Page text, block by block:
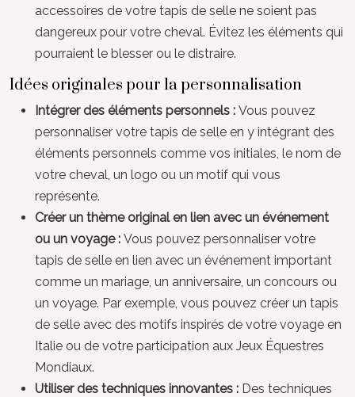
accessoires de votre tapis de selle ne soient pas
dangereux pour votre cheval. Évitez les éléments qui
pourraient le blesser ou le distraire.
Idées originales pour la personnalisation
Intégrer des éléments personnels : Vous pouvez
personnaliser votre tapis de selle en y intégrant des
éléments personnels comme vos initiales, le nom de
votre cheval, un logo ou un motif qui vous
représente.
Créer un thème original en lien avec un événement
ou un voyage : Vous pouvez personnaliser votre
tapis de selle en lien avec un événement important
comme un mariage, un anniversaire, un concours ou
un voyage. Par exemple, vous pouvez créer un tapis
de selle avec des motifs inspirés de votre voyage en
Italie ou de votre participation aux Jeux Équestres
Mondiaux.
Utiliser des techniques innovantes : Des techniques